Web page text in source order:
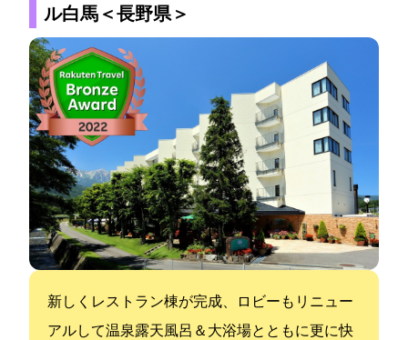
ル白馬＜長野県＞
新しくレストラン棟が完成、ロビーもリニュー
アルして温泉露天風呂＆大浴場とともに更に快